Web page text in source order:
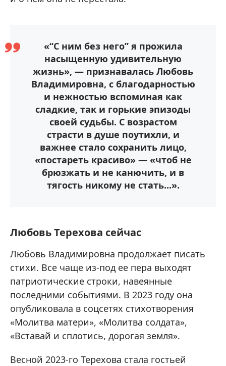
«“С ним без него” я прожила
насыщенную удивительную
жизнь», — признавалась Любовь
Владимировна, с благодарностью
и нежностью вспоминая как
сладкие, так и горькие эпизоды
своей судьбы. С возрастом
страсти в душе поутихли, и
важнее стало сохранить лицо,
«постареть красиво» — «чтоб не
брюзжать и не канючить, и в
тягость никому не стать...».
Любовь Терехова сейчас
Любовь Владимировна продолжает писать
стихи. Все чаще из-под ее пера выходят
патриотические строки, навеянные
последними событиями. В 2023 году она
опубликовала в соцсетях стихотворения
«Молитва матери», «Молитва солдата»,
«Вставай и сплотись, дорогая земля».
Весной 2023-го Терехова стала гостьей